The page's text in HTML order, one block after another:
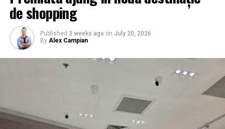
de shopping
Published 3 weeks ago on July 20, 2026
By Alex Campian